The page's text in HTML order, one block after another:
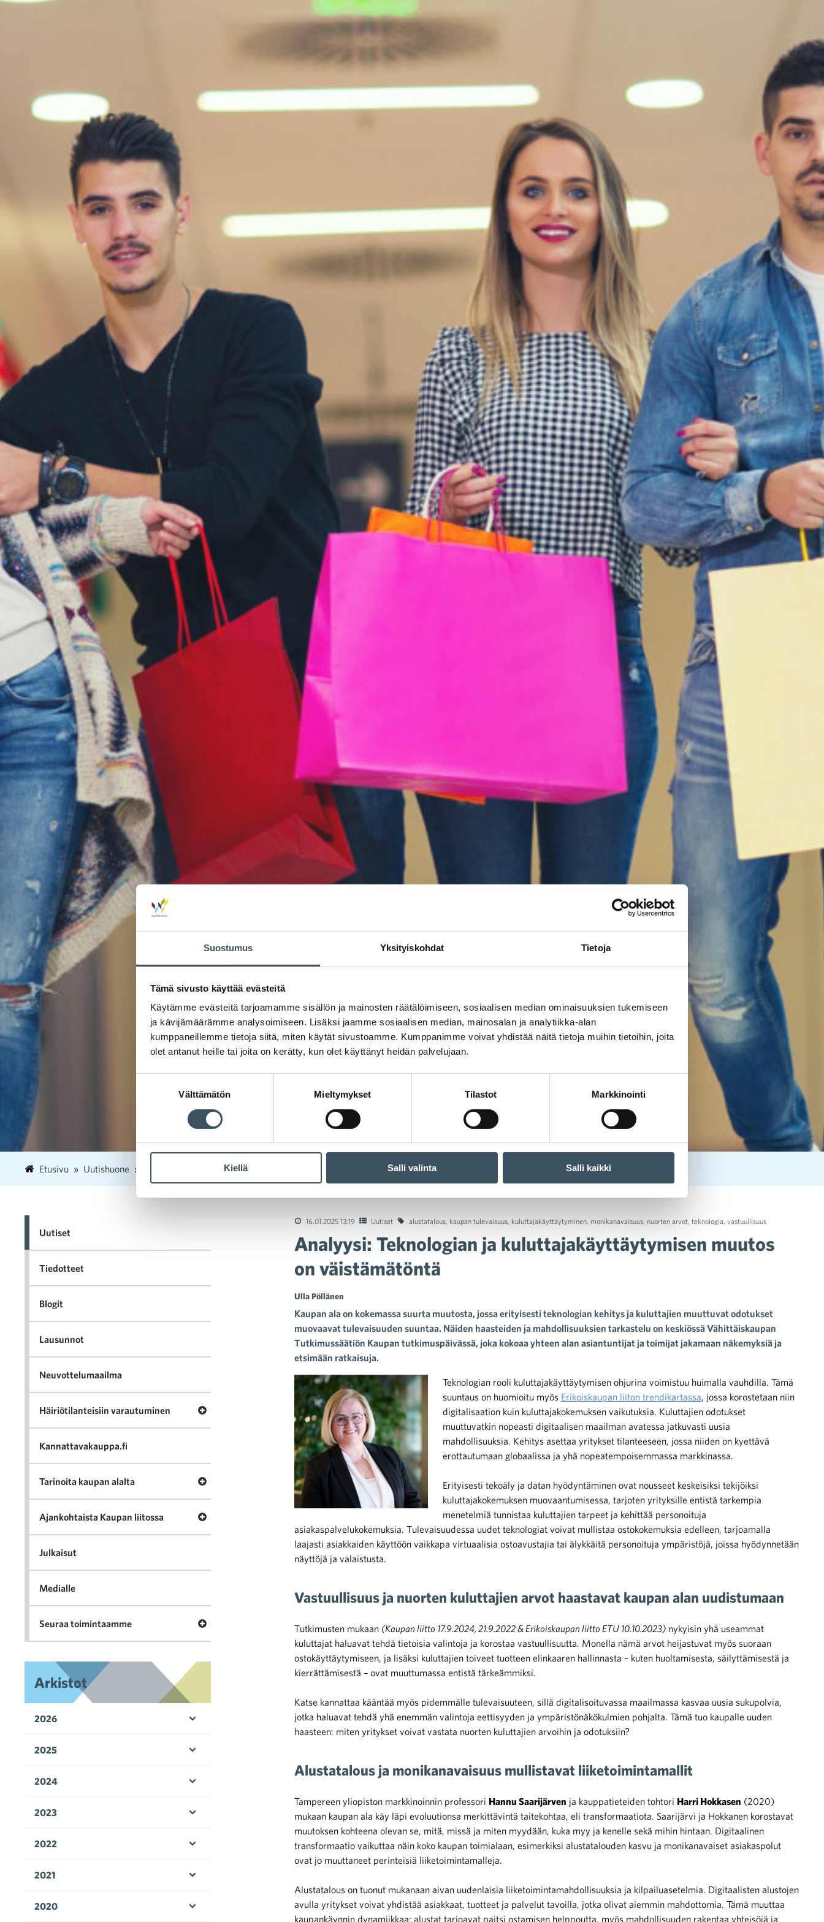
Suostumus Yksityiskohdat Tietoja
Tämä sivusto käyttää evästeitä
Käytämme evästeitä tarjoamamme sisällön ja mainosten räätälöimiseen, sosiaalisen median ominaisuuksien tukemiseen
ja kävijämäärämme analysoimiseen. Lisäksi jaamme sosiaalisen median, mainosalan ja analytiikka-alan
kumppaneillemme tietoja siitä, miten käytät sivustoamme. Kumppanimme voivat yhdistää näitä tietoja muihin tietoihin, joita
olet antanut heille tai joita on kerätty, kun olet käyttänyt heidän palvelujaan.
Välttämätön Mieltymykset Tilastot Markkinointi
Kiellä Salli valinta Salli kaikki
Etusivu Uutishuone 16 Analyysi: Teknologian ja kuluttajakäyttäytymisen muutos on väistämätöntä
16.01.2025 13:19 Uutiset alustatalous kaupan tulevaisuus kuluttajakäyttäytyminen monikanavaisuus nuorten arvot teknologia vastuullisuus
Analyysi: Teknologian ja kuluttajakäyttäytymisen muutos
on väistämätöntä
Ulla Pöllänen
Kaupan ala on kokemassa suurta muutosta, jossa erityisesti teknologian kehitys ja kuluttajien muuttuvat odotukset
muovaavat tulevaisuuden suuntaa. Näiden haasteiden ja mahdollisuuksien tarkastelu on keskiössä Vähittäiskaupan
Tutkimussäätiön Kaupan tutkimuspäivässä, joka kokoaa yhteen alan asiantuntijat ja toimijat jakamaan näkemyksiä ja
etsimään ratkaisuja.
Teknologian rooli kuluttajakäyttäytymisen ohjurina voimistuu huimalla vauhdilla. Tämä
suuntaus on huomioitu myös Erikoiskaupan liiton trendikartassa , jossa korostetaan niin
digitalisaation kuin kuluttajakokemuksen vaikutuksia. Kuluttajien odotukset
muuttuvatkin nopeasti digitaalisen maailman avatessa jatkuvasti uusia
mahdollisuuksia. Kehitys asettaa yritykset tilanteeseen, jossa niiden on kyettävä
erottautumaan globaalissa ja yhä nopeatempoisemmassa markkinassa.
Erityisesti tekoäly ja datan hyödyntäminen ovat nousseet keskeisiksi tekijöiksi
kuluttajakokemuksen muovaantumisessa, tarjoten yrityksille entistä tarkempia
menetelmiä tunnistaa kuluttajien tarpeet ja kehittää personoituja
asiakaspalvelukokemuksia. Tulevaisuudessa uudet teknologiat voivat mullistaa ostokokemuksia edelleen, tarjoamalla
laajasti asiakkaiden käyttöön vaikkapa virtuaalisia ostoavustajia tai älykkäitä personoituja ympäristöjä, joissa hyödynnetään
näyttöjä ja valaistusta.
Vastuullisuus ja nuorten kuluttajien arvot haastavat kaupan alan uudistumaan
Tutkimusten mukaan (Kaupan liitto 17.9.2024, 21.9.2022 & Erikoiskaupan liitto ETU 10.10.2023) nykyisin yhä useammat
kuluttajat haluavat tehdä tietoisia valintoja ja korostaa vastuullisuutta. Monella nämä arvot heijastuvat myös suoraan
ostokäyttäytymiseen, ja lisäksi kuluttajien toiveet tuotteen elinkaaren hallinnasta – kuten huoltamisesta, säilyttämisestä ja
kierrättämisestä – ovat muuttumassa entistä tärkeämmiksi.
Katse kannattaa kääntää myös pidemmälle tulevaisuuteen, sillä digitalisoituvassa maailmassa kasvaa uusia sukupolvia,
jotka haluavat tehdä yhä enemmän valintoja eettisyyden ja ympäristönäkökulmien pohjalta. Tämä tuo kaupalle uuden
haasteen: miten yritykset voivat vastata nuorten kuluttajien arvoihin ja odotuksiin?
Alustatalous ja monikanavaisuus mullistavat liiketoimintamallit
Tampereen yliopiston markkinoinnin professori Hannu Saarijärven ja kauppatieteiden tohtori Harri Hokkasen (2020)
mukaan kaupan ala käy läpi evoluutionsa merkittävintä taitekohtaa, eli transformaatiota. Saarijärvi ja Hokkanen korostavat
muutoksen kohteena olevan se, mitä, missä ja miten myydään, kuka myy ja kenelle sekä mihin hintaan. Digitaalinen
transformaatio vaikuttaa näin koko kaupan toimialaan, esimerkiksi alustatalouden kasvu ja monikanavaiset asiakaspolut
ovat jo muuttaneet perinteisiä liiketoimintamalleja.
Alustatalous on tuonut mukanaan aivan uudenlaisia liiketoimintamahdollisuuksia ja kilpailuasetelmia. Digitaalisten alustojen
avulla yritykset voivat yhdistää asiakkaat, tuotteet ja palvelut tavoilla, jotka olivat aiemmin mahdottomia. Tämä muuttaa
kaupankäynnin dynamiikkaa: alustat tarjoavat paitsi ostamisen helppoutta, myös mahdollisuuden rakentaa yhteisöjä ja
Uutiset
Tiedotteet
Blogit
Lausunnot
Neuvottelumaailma
Häiriötilanteisiin varautuminen Avaa valikko Häiriötilanteisiin varautuminen
Kannattavakauppa.fi
Tarinoita kaupan alalta Avaa valikko Tarinoita kaupan alalta
Ajankohtaista Kaupan liitossa Avaa valikko Ajankohtaista Kaupan liitossa
Julkaisut
Medialle
Seuraa toimintaamme Avaa valikko Seuraa toimintaamme
Arkistot
2026
2025
2024
2023
2022
2021
2020